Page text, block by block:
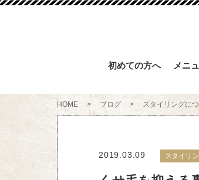
初めての方へ メニ
HOME > ブログ > スタイリングに
2019.03.09 スタイリ